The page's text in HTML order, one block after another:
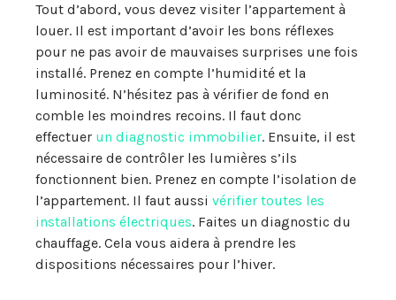
Tout d’abord, vous devez visiter l’appartement à
louer. Il est important d’avoir les bons réflexes
pour ne pas avoir de mauvaises surprises une fois
installé. Prenez en compte l’humidité et la
luminosité. N’hésitez pas à vérifier de fond en
comble les moindres recoins. Il faut donc
effectuer un diagnostic immobilier. Ensuite, il est
nécessaire de contrôler les lumières s’ils
fonctionnent bien. Prenez en compte l’isolation de
l’appartement. Il faut aussi vérifier toutes les
installations électriques. Faites un diagnostic du
chauffage. Cela vous aidera à prendre les
dispositions nécessaires pour l’hiver.